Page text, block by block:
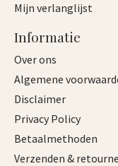
Mijn verlanglijst
Informatie
Over ons
Algemene
Disclaimer
Privacy Policy
Betaalmethoden
Verzenden &